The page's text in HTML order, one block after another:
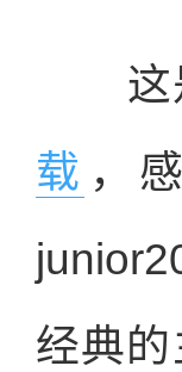
这是
载 ，
经典